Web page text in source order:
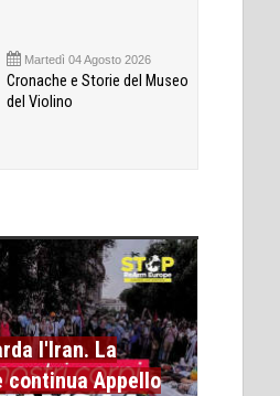
Martedì 04 Agosto 2026
Cronache e Storie del Museo
del Violino
l'Iran. La
Appello